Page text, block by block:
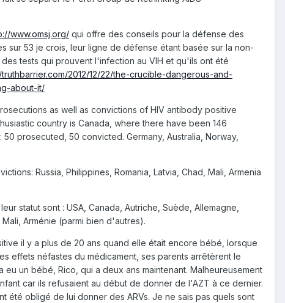
www.omsj.org/ qui offre des conseils pour la défense des
sur 53 je crois, leur ligne de défense étant basée sur la non-
tests qui prouvent l'infection au VIH et qu'ils ont été
2012/12/22/the-crucible-dangerous-and-
about-it/
as well as convictions of HIV antibody positive
country is Canada, where there have been 146
prosecuted, 50 convicted. Germany, Australia, Norway,
Russia, Philippines, Romania, Latvia, Chad, Mali, Armenia
statut sont : USA, Canada, Autriche, Suède, Allemagne,
Arménie (parmi bien d'autres).
il y a plus de 20 ans quand elle était encore bébé, lorsque
effets néfastes du médicament, ses parents arrêtèrent le
un bébé, Rico, qui a deux ans maintenant. Malheureusement
car ils refusaient au début de donner de l'AZT à ce dernier.
été obligé de lui donner des ARVs. Je ne sais pas quels sont